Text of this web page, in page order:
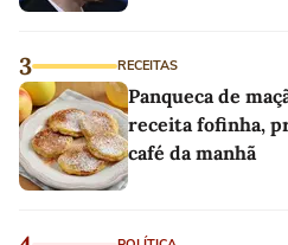
3 RECEITAS
Panqueca de
receita fofinha,
café da manhã